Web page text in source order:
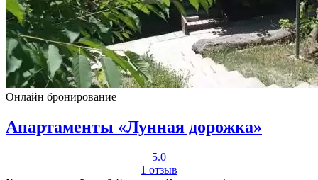
Онлайн бронирование
Апартаменты «Лунная дорожка»
5.0
1 отзыв